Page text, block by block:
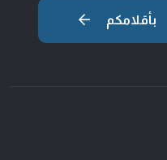
بأقلامكم